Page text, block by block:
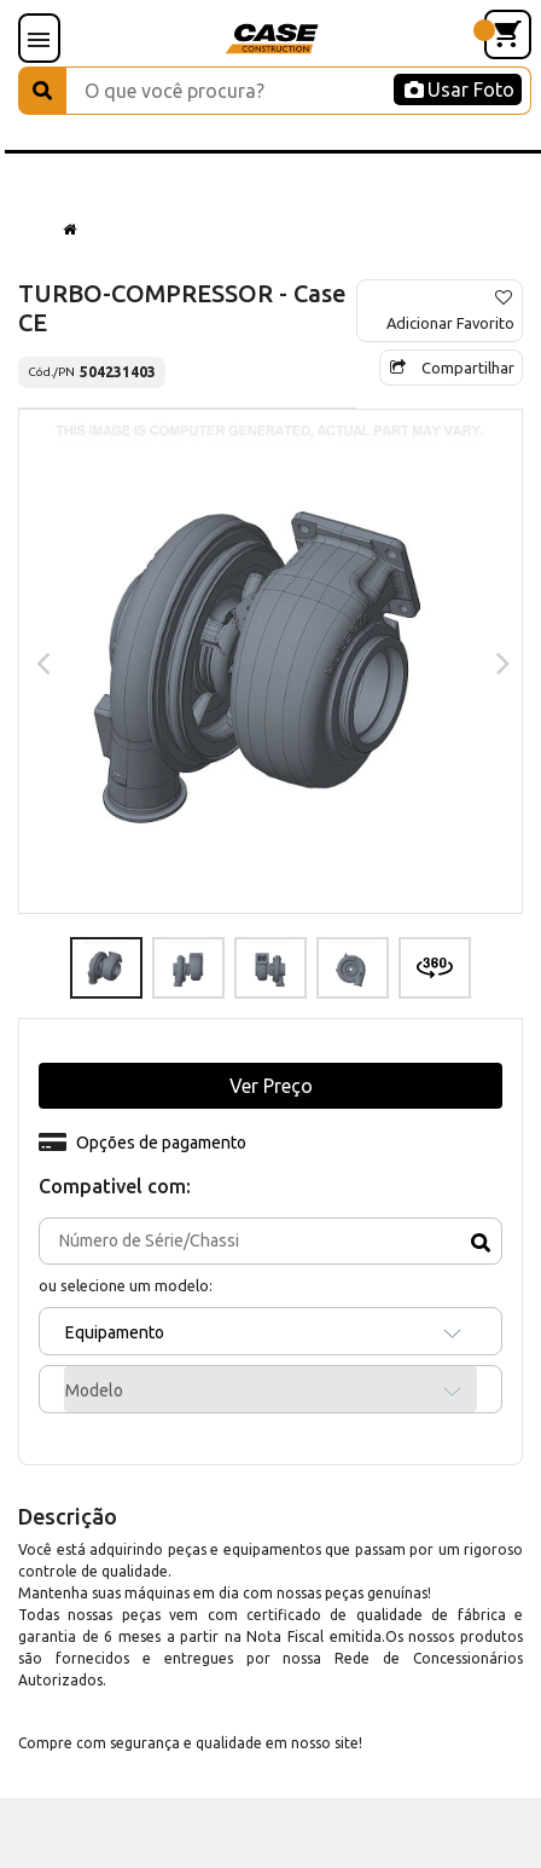
Usar Foto
TURBO-COMPRESSOR - Case
CE
Cód./PN 504231403
Adicionar Favorito
Compartilhar
Compativel com:
ou selecione um modelo:
Equipamento
Modelo
Opções de pagamento
Ver Preço
Descrição
Você está adquirindo peças e equipamentos que passam por um rigoroso
controle de qualidade.
Mantenha suas máquinas em dia com nossas peças genuínas!
Todas nossas peças vem com certificado de qualidade de fábrica e
garantia de 6 meses a partir na Nota Fiscal emitida.Os nossos produtos
são fornecidos e entregues por nossa Rede de Concessionários
Autorizados.
Compre com segurança e qualidade em nosso site!